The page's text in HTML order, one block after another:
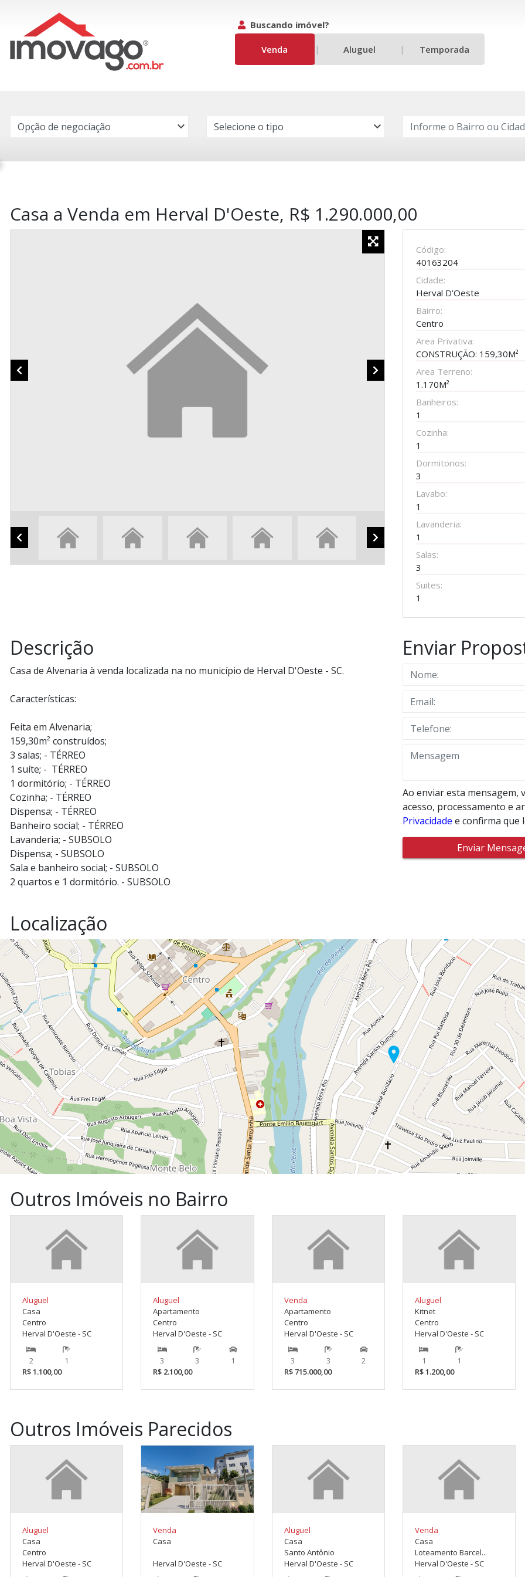
Buscando imóvel?
Venda | Aluguel | Temporada
Casa a Venda em Herval D'Oeste, R$ 1.290.000,00
Código:
40163204
Cidade:
Herval D'Oeste
Bairro:
Centro
Area Privativa:
CONSTRUÇÃO: 159,30M²
Area Terreno:
1.170M²
Banheiros:
1
Cozinha:
1
Dormitorios:
3
Lavabo:
1
Lavanderia:
1
Salas:
3
Suites:
1
Descrição
Casa de Alvenaria à venda localizada na no município de Herval D'Oeste - SC.
Características:
Feita em Alvenaria;
159,30m² construídos;
3 salas; - TÉRREO
1 suíte; - TÉRREO
1 dormitório; - TÉRREO
Cozinha; - TÉRREO
Dispensa; - TÉRREO
Banheiro social; - TÉRREO
Lavanderia; - SUBSOLO
Dispensa; - SUBSOLO
Sala e banheiro social; - SUBSOLO
2 quartos e 1 dormitório. - SUBSOLO
Enviar
Ao enviar esta mensagem,
acesso, processamento e
Privacidade e confirma que
Enviar
Localização
Outros Imóveis no Bairro
Aluguel
Casa
Centro
Herval D'Oeste - SC
2
1
R$ 1.100,00
Aluguel
Apartamento
Centro
Herval D'Oeste - SC
3 3
1
R$ 2.100,00
Venda
Apartamento
Centro
Herval D'Oeste - SC
3 3
2
R$ 715.000,00
Aluguel
Kitnet
Centro
Herval D'Oeste - SC
1
1
R$ 1.200,00
Outros Imóveis Parecidos
Aluguel
Casa
Centro
Herval D'Oeste - SC
Venda
Casa
Herval D'Oeste - SC
Aluguel
Casa
Santo Antônio
Herval D'Oeste - SC
Venda
Casa
Loteamento Barcel...
Herval D'Oeste - SC